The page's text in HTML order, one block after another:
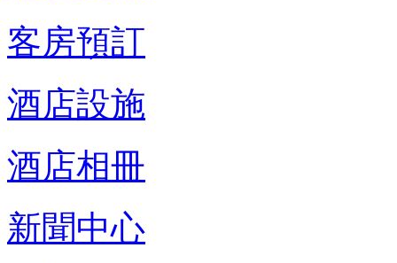
客房預訂
酒店設施
酒店相冊
新聞中心